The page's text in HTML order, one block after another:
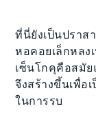
ที่นี่ยังเป็นปราส
หอคอยเล็กหลง
เซ็นโกคุคือสมัย
จึงสร้างขึ้นเพื่อ
ในการรบ